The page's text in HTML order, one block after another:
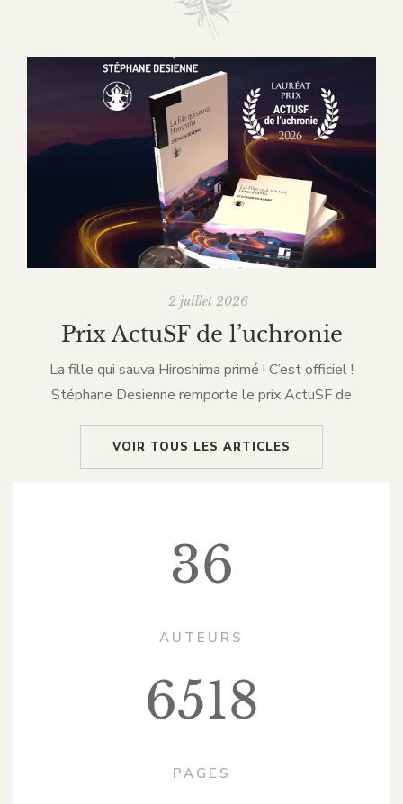
2 juillet 2026
Prix ActuSF de l’uchronie
La fille qui sauva Hiroshima primé ! C’est officiel !
Stéphane Desienne remporte le prix ActuSF de
aux teintes poétiques, fantastiques. La liste […]
VOIR TOUS LES ARTICLES
36
AUTEURS
6518
PAGES